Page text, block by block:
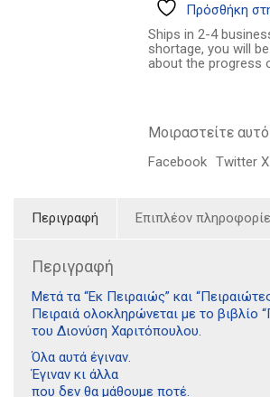
Πρόσθήκη
Ships in 2-4
shortage, you will
about the progress
Μοιραστείτε
Facebook Twitter X
Περιγραφή Επιπλέον
Περιγραφή
Μετά τα “Εκ Πειραιώς” και
Πειραιά ολοκληρώνεται με το βιβλίο
του Διονύση Χαριτόπουλου.
Όλα αυτά έγιναν.
Έγιναν κι άλλα
που δεν θα μάθουμε ποτέ.